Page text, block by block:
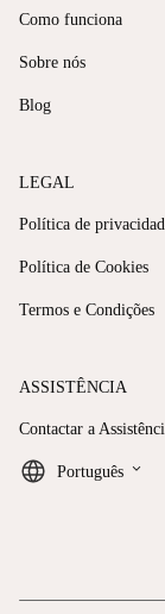
Como funciona
Sobre nós
Blog
LEGAL
Política de
Política de Cookies
Termos e Condições
ASSISTÊNCIA
Contactar a
Português keyboard_arrow_down